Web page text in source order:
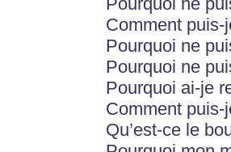
Comment
Pourquoi ne
Pourquoi ne
Pourquoi ai-je
Comment puis-
Qu’est-ce le